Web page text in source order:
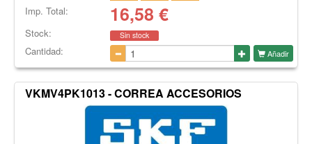
Imp. Total: 16,58 €
Stock: Sin stock
Cantidad: Añadir
VKMV4PK1013 - CORREA ACCESORIOS